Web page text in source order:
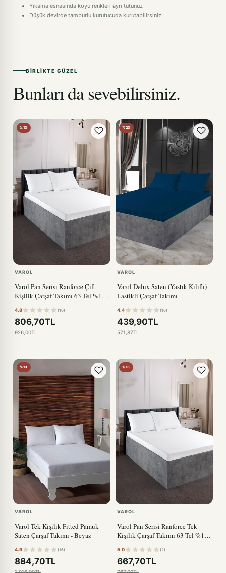
Yıkama esnasında koyu renkleri ayrı tutunuz
Düşük devirde tamburlu kurutucuda kurutabilirsiniz
BIRLIKTE GÜZEL
Bunları da sevebilirsiniz.
%13
VAROL
Varol Pan Serisi Ranforce Çift
Kişilik Çarşaf Takımı 63 Tel %100
4.8 (10)
806,70TL
926,00TL
%23
VAROL
Varol Delux Saten (Yastık Kılıflı)
Lastikli Çarşaf Takımı
4.4 (16)
439,90TL
571,87TL
%13
VAROL
Varol Tek Kişilik Fitted Pamuk
Saten Çarşaf Takımı - Beyaz
4.9 (16)
884,70TL
%13
VAROL
Varol Pan Serisi Ranforce Tek
Kişilik Çarşaf Takımı 63 Tel %100
5.0 (2)
667,70TL